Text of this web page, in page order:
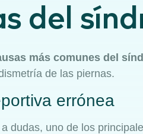
del
más comunes del
de las piernas.
errónea
dudas, uno de los